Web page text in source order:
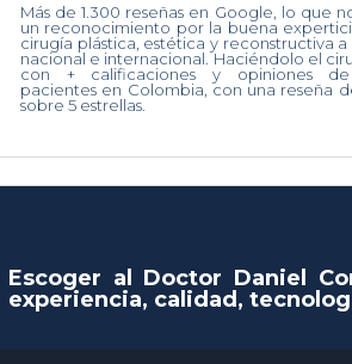
Más de 1.300 reseñas en Google, lo que
un reconocimiento por la buena
cirugía plástica, estética y reconstructiva a
nacional e internacional. Haciéndolo el
con + calificaciones y opiniones
pacientes en Colombia, con una reseña
sobre 5 estrellas.
Escoger al Doctor Daniel
experiencia, calidad,